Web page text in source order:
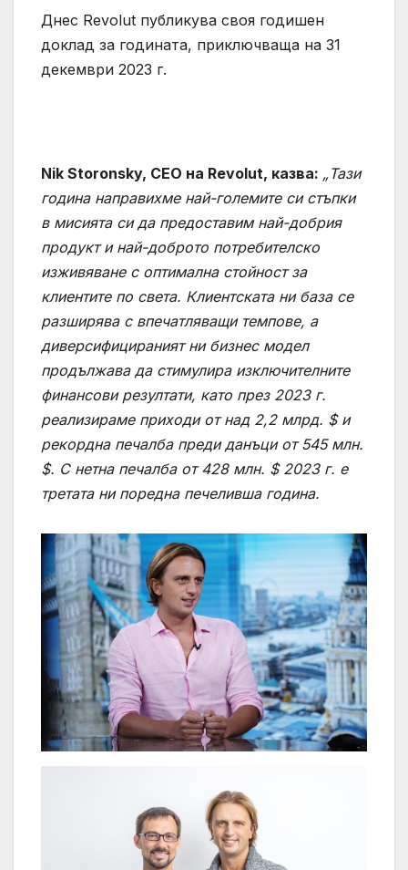
Днес Revolut публикува своя годишен
доклад за годината, приключваща на 31
декември 2023 г.
Nik Storonsky, CEO на Revolut, казва: „Тази
година направихме най-големите си стъпки
в мисията си да предоставим най-добрия
продукт и най-доброто потребителско
изживяване с оптимална стойност за
клиентите по света. Клиентската ни база се
разширява с впечатляващи темпове, а
диверсифицираният ни бизнес модел
продължава да стимулира изключителните
финансови резултати, като през 2023 г.
реализираме приходи от над 2,2 млрд. $ и
рекордна печалба преди данъци от 545 млн.
$. С нетна печалба от 428 млн. $ 2023 г. е
третата ни поредна печеливша година.